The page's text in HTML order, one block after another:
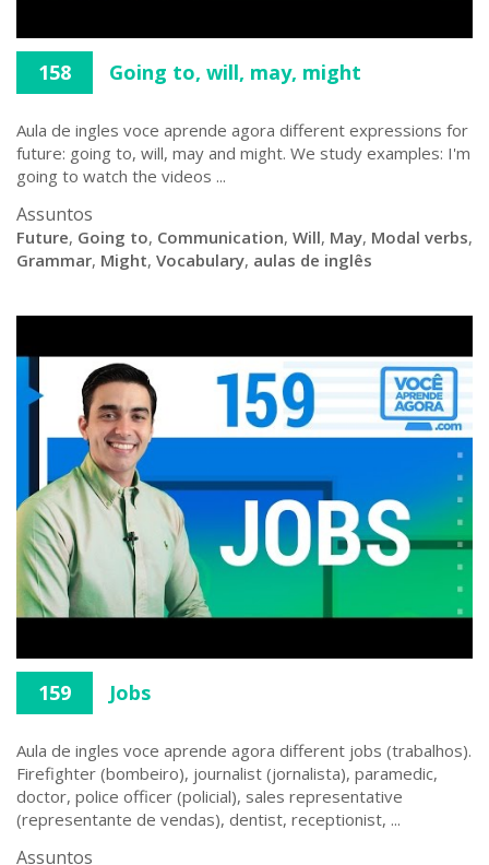
158 Going to, will, may, might
Aula de ingles voce aprende agora different expressions for
future: going to, will, may and might. We study examples: I'm
going to watch the videos ...
Assuntos
Future, Going to, Communication, Will, May, Modal verbs,
Grammar, Might, Vocabulary, aulas de inglês
159 Jobs
Aula de ingles voce aprende agora different jobs (trabalhos).
Firefighter (bombeiro), journalist (jornalista), paramedic,
doctor, police officer (policial), sales representative
(representante de vendas), dentist, receptionist, ...
Assuntos